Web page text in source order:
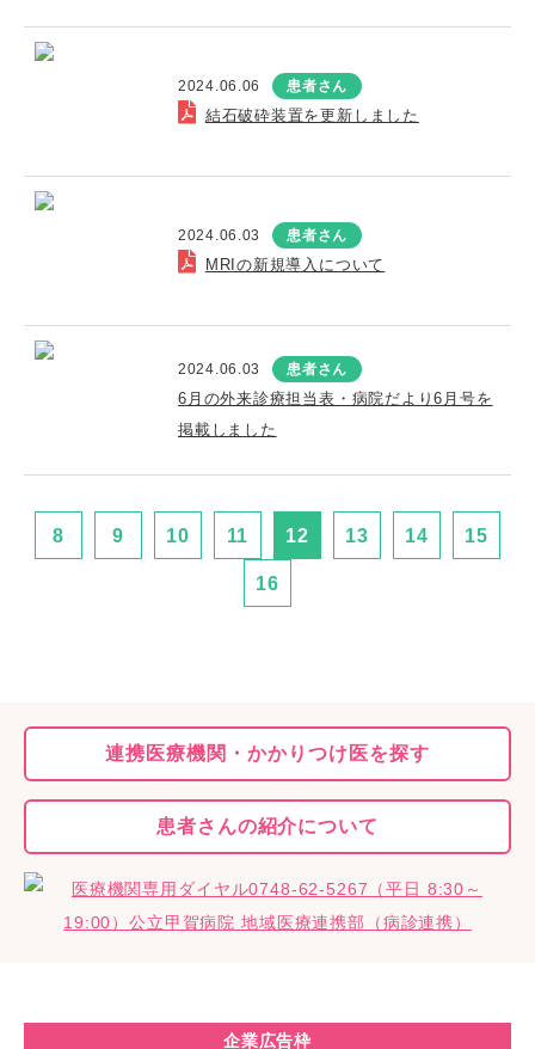
2024.06.06 患者さん
結石破砕装置を更新しました
2024.06.03 患者さん
MRIの新規導入について
2024.06.03 患者さん
6月の外来診療担当表・病院だより6月号を
掲載しました
8 9 10 11 12 13 14 15
16
連携医療機関・かかりつけ医を探す
患者さんの紹介について
企業広告枠